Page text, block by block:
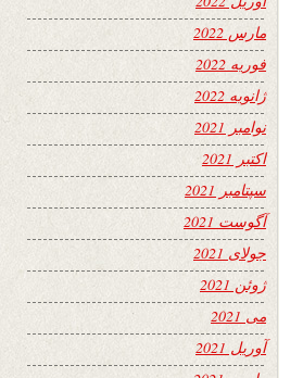
مارس 2022
فوریه 2022
ژانویه 2022
نوامبر 2021
اکتبر 2021
سپتامبر 2021
آگوست 2021
جولای 2021
ژوئن 2021
می 2021
آوریل 2021